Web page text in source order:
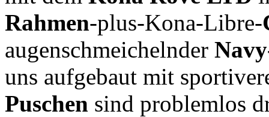
Rahmen-plus-Kona-Libre-
augenschmeichelnder
uns aufgebaut mit
Puschen sind problemlos